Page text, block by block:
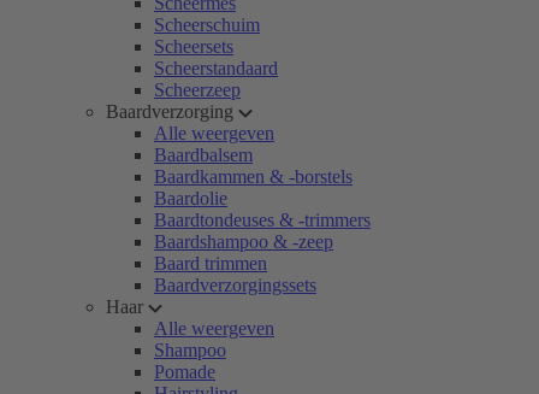
Scheerschuim
Scheersets
Scheerstandaard
Scheerzeep
Baardverzorging
Alle weergeven
Baardbalsem
Baardkammen & -borstels
Baardolie
Baardtondeuses & -trimmers
Baardshampoo & -zeep
Baard trimmen
Baardverzorgingssets
Haar
Alle weergeven
Shampoo
Pomade